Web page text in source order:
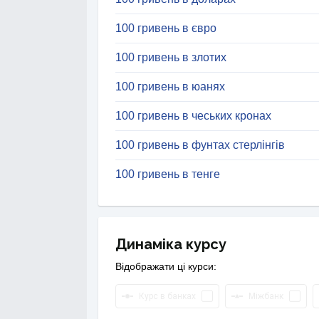
100 гривень в євро
100 гривень в злотих
100 гривень в юанях
100 гривень в чеських кронах
100 гривень в фунтах стерлінгів
100 гривень в тенге
Динаміка курсу
Відображати ці курси: